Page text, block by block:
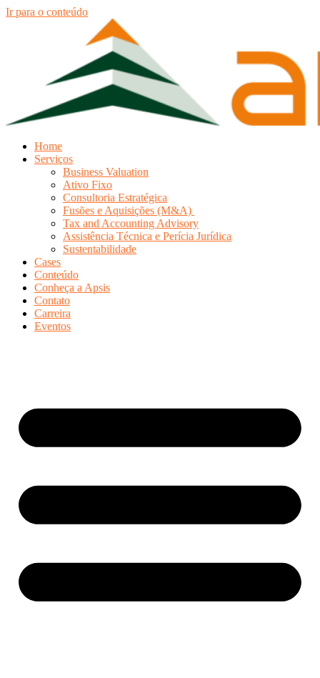
Ir para o conteúdo
Home
Serviços
Business Valuation
Ativo Fixo
Consultoria Estratégica
Fusões e Aquisições (M&A)
Tax and Accounting Advisory
Assistência Técnica e Perícia Jurídica
Sustentabilidade
Cases
Conteúdo
Conheça a Apsis
Contato
Carreira
Eventos